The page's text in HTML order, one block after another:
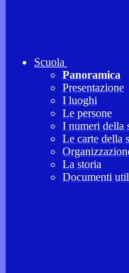
Scuola
Panoramica
Presentazione
I luoghi
Le persone
I numeri della
Le carte della
La storia
Documenti